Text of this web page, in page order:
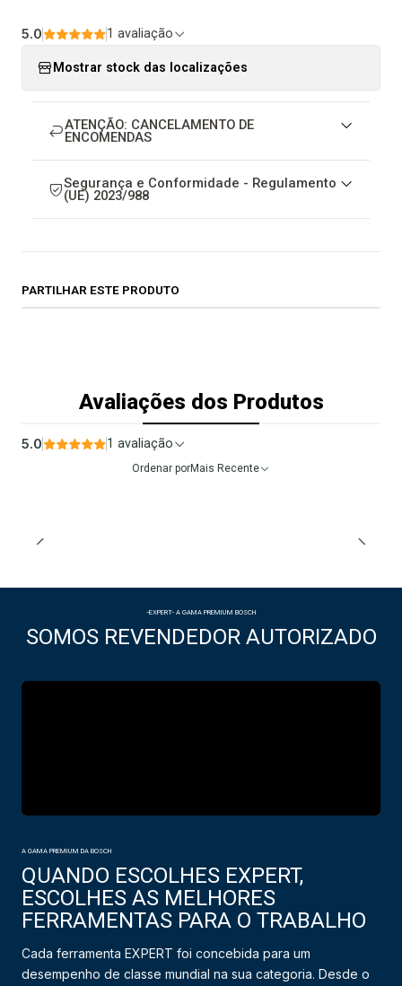
5.0 1 avaliação
Mostrar stock das localizações
ATENÇÃO: CANCELAMENTO DE
ENCOMENDAS
Segurança e Conformidade - Regulamento
(UE) 2023/988
PARTILHAR ESTE PRODUTO
Avaliações dos Produtos
5.0 1 avaliação
Ordenar porMais Recente
-EXPERT- A GAMA PREMIUM BOSCH
SOMOS REVENDEDOR AUTORIZADO
A GAMA PREMIUM DA BOSCH
QUANDO ESCOLHES EXPERT,
ESCOLHES AS MELHORES
FERRAMENTAS PARA O TRABALHO
Cada ferramenta EXPERT foi concebida para um
desempenho de classe mundial na sua categoria. Desde o